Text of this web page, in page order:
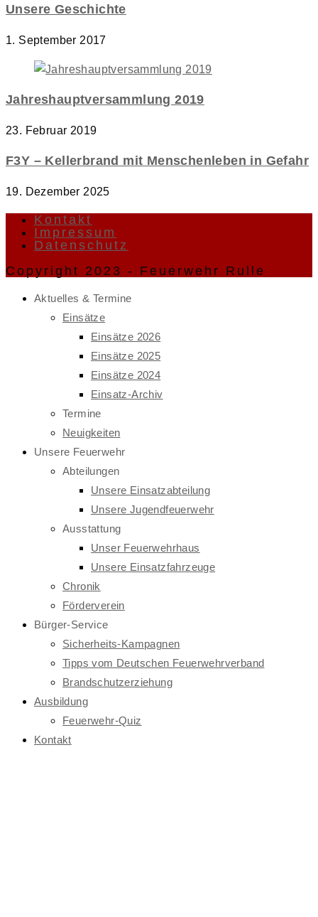
Unsere Geschichte
1. September 2017
Jahreshauptversammlung 2019
23. Februar 2019
F3Y – Kellerbrand mit Menschenleben in Gefahr
19. Dezember 2025
Kontakt
Impressum
Datenschutz
Copyright 2023 - Feuerwehr Rulle
Aktuelles & Termine
Einsätze
Einsätze 2026
Einsätze 2025
Einsätze 2024
Einsatz-Archiv
Termine
Neuigkeiten
Unsere Feuerwehr
Abteilungen
Unsere Einsatzabteilung
Unsere Jugendfeuerwehr
Ausstattung
Unser Feuerwehrhaus
Unsere Einsatzfahrzeuge
Chronik
Förderverein
Bürger-Service
Sicherheits-Kampagnen
Tipps vom Deutschen Feuerwehrverband
Brandschutzerziehung
Ausbildung
Feuerwehr-Quiz
Kontakt